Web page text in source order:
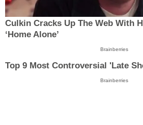
Culkin Cracks Up The Web With
‘Home Alone’
Brainberries
Top 9 Most Controversial 'Late
Brainberries